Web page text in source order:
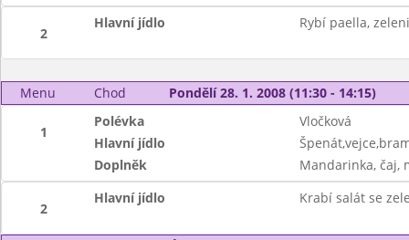
2
Hlavní jídlo Rybí paella,
Menu Chod Pondělí 28. 1. 2008 (11:30 - 14:15)
1
Polévka
Vločková
Hlavní jídlo
Doplněk
Mandarinka, čaj,
2
Hlavní jídlo Krabí salát se